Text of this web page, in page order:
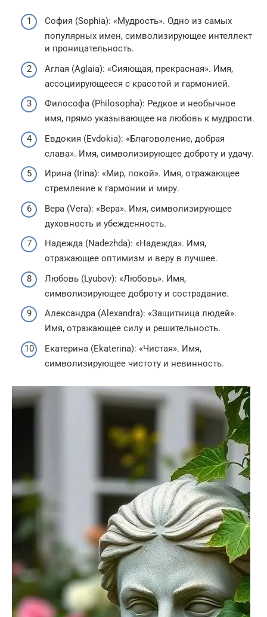
София (Sophia): «Мудрость». Одно из самых
популярных имен, символизирующее интеллект
и проницательность.
Аглая (Aglaia): «Сияющая, прекрасная». Имя,
ассоциирующееся с красотой и гармонией.
Философа (Philosopha): Редкое и необычное
имя, прямо указывающее на любовь к мудрости.
Евдокия (Evdokia): «Благоволение, добрая
слава». Имя, символизирующее доброту и удачу.
Ирина (Irina): «Мир, покой». Имя, отражающее
стремление к гармонии и миру.
Вера (Vera): «Вера». Имя, символизирующее
духовность и убежденность.
Надежда (Nadezhda): «Надежда». Имя,
отражающее оптимизм и веру в лучшее.
Любовь (Lyubov): «Любовь». Имя,
символизирующее доброту и сострадание.
Александра (Alexandra): «Защитница людей».
Имя, отражающее силу и решительность.
Екатерина (Ekaterina): «Чистая». Имя,
символизирующее чистоту и невинность.